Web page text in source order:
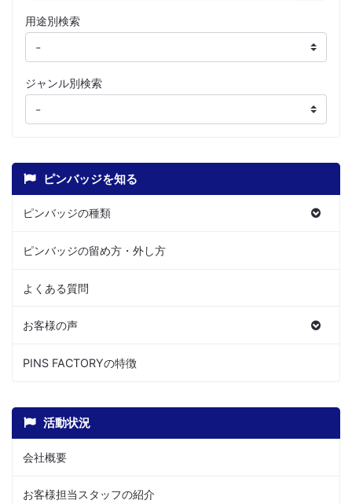
用途別検索
ジャンル別検索
ピンバッジを知る
ピンバッジの種類
ピンバッジの留め方・外し方
よくある質問
お客様の声
PINS FACTORYの特徴
活動状況
会社概要
お客様担当スタッフの紹介